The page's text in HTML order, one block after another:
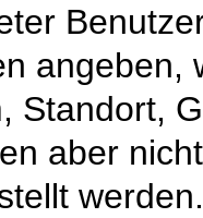
angeben,
Standort,
aber